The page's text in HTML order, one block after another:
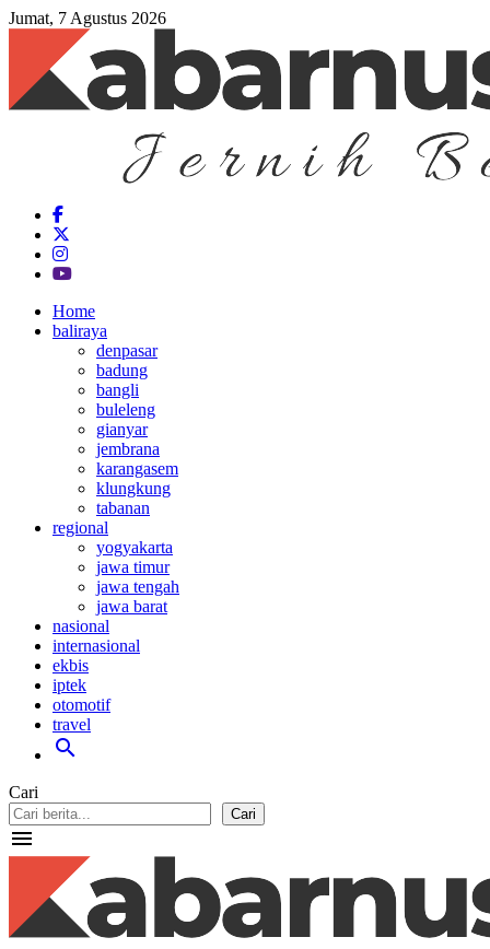
Jumat, 7 Agustus 2026
Home
baliraya
denpasar
badung
bangli
buleleng
gianyar
jembrana
karangasem
klungkung
tabanan
regional
yogyakarta
jawa timur
jawa tengah
jawa barat
nasional
internasional
ekbis
iptek
otomotif
travel
search
Cari
Cari
menu